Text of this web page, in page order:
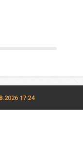
17:24